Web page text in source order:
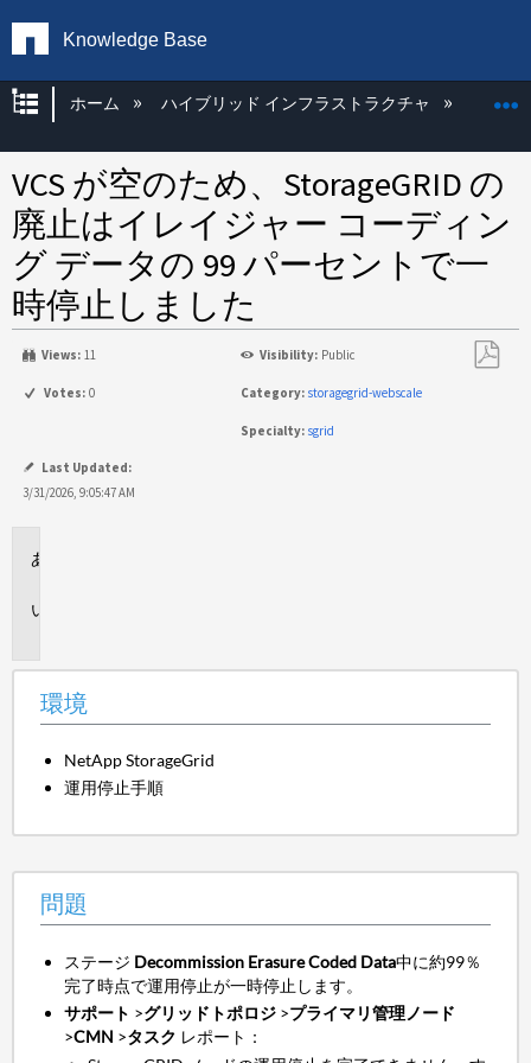
Knowledge Base
グローバル階層を展開/折りたたむ
ホーム ハイブリッド インフラストラクチャ
VCS が空のため、StorageGRID の
廃止はイレイジャー コーディン
グ データの 99 パーセントで一
時停止しました
Views: 11 Visibility: Public
Votes: 0 Category: storagegrid-webscale
Specialty: sgrid
Last Updated:
3/31/2026, 9:05:47 AM
環境
NetApp StorageGrid
運用停止手順
問題
ステージ Decommission Erasure Coded Data中に約99％
完了時点で運用停止が一時停止します。
サポート >グリッドトポロジ >プライマリ管理ノード
>CMN >タスク レポート：